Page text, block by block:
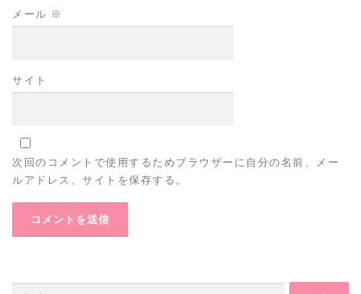
メール ※
サイト
次回のコメントで使用するためブラウザーに自分の名前、メー
ルアドレス、サイトを保存する。